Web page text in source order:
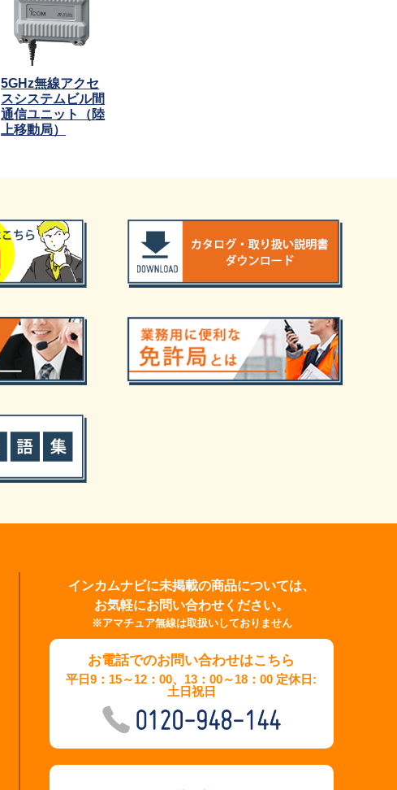
5GHz無線アクセ
スシステムビル間
通信ユニット（陸
上移動局）
インカムナビに未掲載の商品については、
お気軽にお問い合わせください。
※アマチュア無線は取扱いしておりません
お電話でのお問い合わせはこちら
平日9：15～12：00、13：00～18：00 定休日:
土日祝日